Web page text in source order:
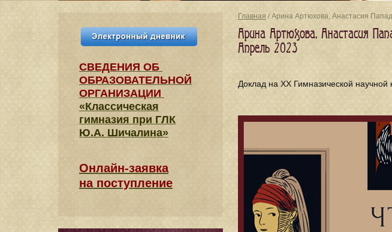
Главная / Арина Артюхова, Анастасия
Арина Артюхова, Анастасия
Апрель 2023
Доклад на XX Гимназической
СВЕДЕНИЯ​ ОБ
ОБРАЗОВАТЕЛЬНОЙ
ОРГАНИЗАЦИИ
«Классическая
гимназия при ГЛК
Ю.А. Шичалина»
Онлайн-заявка
на поступление